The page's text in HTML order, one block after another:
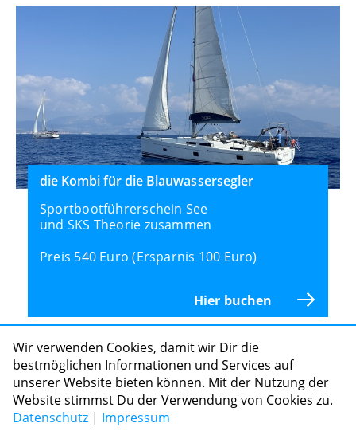
die Kombi für die Blauwassersegler
Sportbootführerschein See
und SKS Theorie zusammen
Preis 540 Euro (Ersparnis 100 Euro)
Hier buchen
Führerscheinberatung
Wir verwenden Cookies, damit wir Dir die
bestmöglichen Informationen und Services auf
unserer Website bieten können. Mit der Nutzung der
Website stimmst Du der Verwendung von Cookies zu.
Datenschutz | Impressum